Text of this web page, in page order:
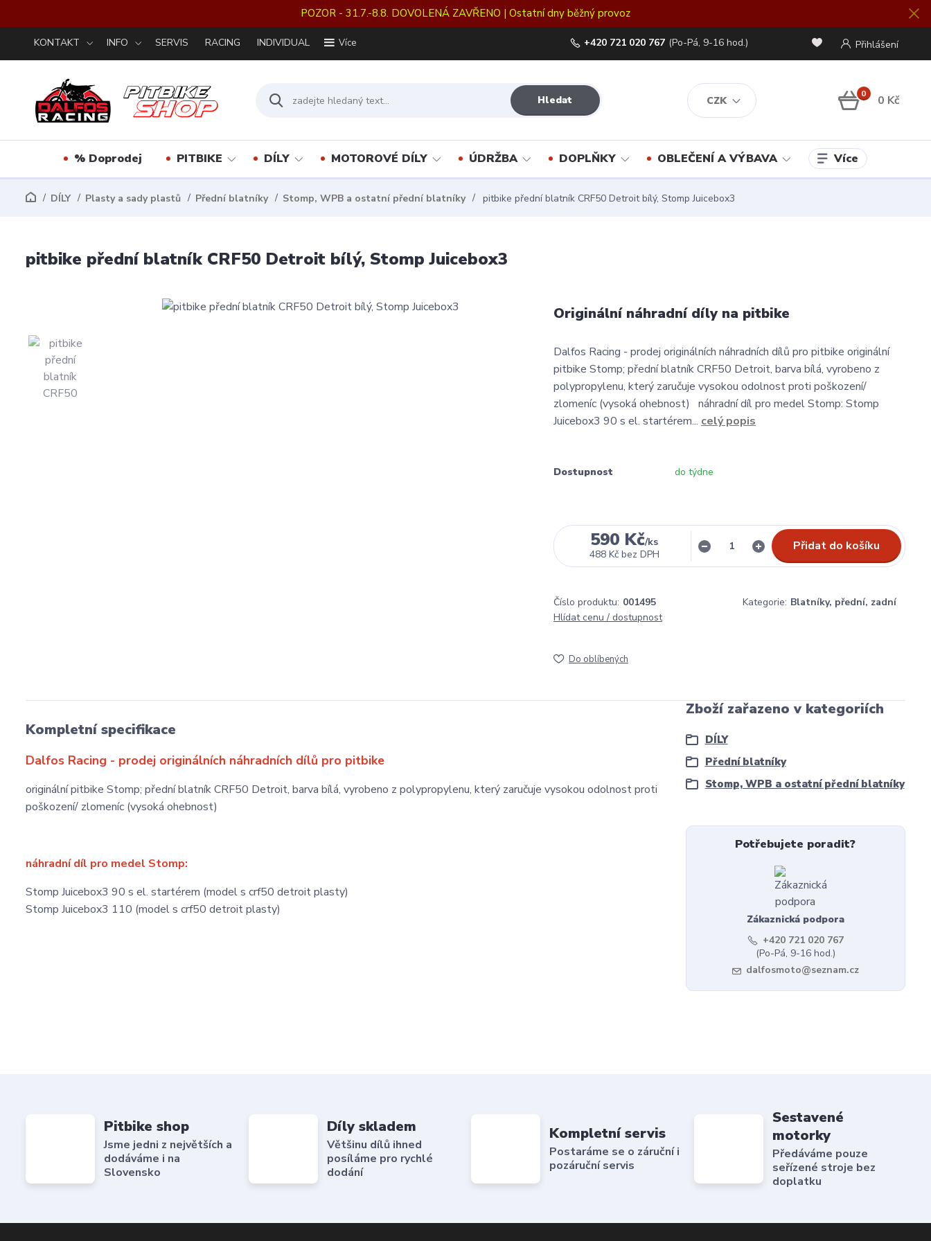
POZOR - 31.7.-8.8. DOVOLENÁ ZAVŘENO | Ostatní dny běžný provoz
KONTAKT INFO SERVIS RACING INDIVIDUAL Více
CZK
Přihlášení
Hledat
+420 721 020 767 (Po-Pá, 9-16 hod.)
0 0 Kč
% Doprodej PITBIKE DÍLY MOTOROVÉ DÍLY ÚDRŽBA DOPLŇKY OBLEČENÍ A VÝBAVA Více
DÍLY Plasty a sady plastů Přední blatníky Stomp, WPB a ostatní přední blatníky pitbike přední blatník CRF50 Detroit bílý, Stomp Juicebox3
pitbike přední blatník CRF50 Detroit bílý, Stomp Juicebox3
Originální náhradní díly na pitbike
Dalfos Racing - prodej originálních náhradních dílů pro pitbike originální
pitbike Stomp; přední blatník CRF50 Detroit, barva bílá, vyrobeno z
polypropylenu, který zaručuje vysokou odolnost proti poškození/
zlomeníc (vysoká ohebnost) náhradní díl pro medel Stomp: Stomp
Juicebox3 90 s el. startérem... celý popis
Dostupnost do týdne
590 Kč/ks
488 Kč bez DPH
Přidat do košíku
Číslo produktu: 001495 Kategorie: Blatníky, přední, zadní
Hlídat cenu / dostupnost
Do oblíbených
Kompletní specifikace
Dalfos Racing - prodej originálních náhradních dílů pro pitbike
originální pitbike Stomp; přední blatník CRF50 Detroit, barva bílá, vyrobeno z polypropylenu, který zaručuje vysokou odolnost proti
poškození/ zlomeníc (vysoká ohebnost)
náhradní díl pro medel Stomp:
Stomp Juicebox3 90 s el. startérem (model s crf50 detroit plasty)
Stomp Juicebox3 110 (model s crf50 detroit plasty)
Zboží zařazeno v kategoriích
DÍLY
Přední blatníky
Stomp, WPB a ostatní přední blatníky
Potřebujete poradit?
Zákaznická podpora
+420 721 020 767
(Po-Pá, 9-16 hod.)
dalfosmoto@seznam.cz
Pitbike shop
Jsme jedni z největších a
dodáváme i na
Slovensko
Díly skladem
Většinu dílů ihned
posíláme pro rychlé
dodání
Kompletní servis
Postaráme se o záruční i
pozáruční servis
Sestavené
motorky
Předáváme pouze
seřízené stroje bez
doplatku